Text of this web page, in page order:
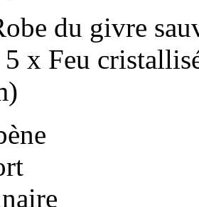
du givre
x Feu